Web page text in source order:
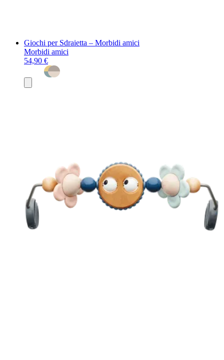
Giochi per Sdraietta – Morbidi amici
Morbidi amici
54,90 €
al